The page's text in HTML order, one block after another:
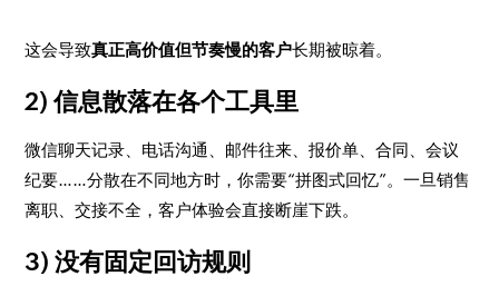
这会导致真正高价值但节奏慢的客户长期被晾着。
2) 信息散落在各个工具里
微信聊天记录、电话沟通、邮件往来、报价单、合同、会议
纪要……分散在不同地方时，你需要“拼图式回忆”。一旦销售
离职、交接不全，客户体验会直接断崖下跌。
3) 没有固定回访规则